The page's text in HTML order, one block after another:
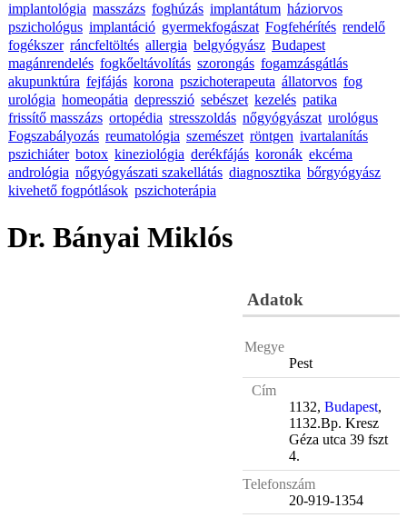
implantológia masszázs foghúzás implantátum háziorvos
pszichológus implantáció gyermekfogászat Fogfehérítés rendelő
fogékszer ráncfeltöltés allergia belgyógyász Budapest
magánrendelés fogkőeltávolítás szorongás fogamzásgátlás
akupunktúra fejfájás korona pszichoterapeuta állatorvos fog
urológia homeopátia depresszió sebészet kezelés patika
frissítő masszázs ortopédia stresszoldás nőgyógyászat urológus
Fogszabályozás reumatológia szemészet röntgen ivartalanítás
pszichiáter botox kineziológia derékfájás koronák ekcéma
andrológia nőgyógyászati szakellátás diagnosztika bőrgyógyász
kivehető fogpótlások pszichoterápia
Dr. Bányai Miklós
Adatok
Megye
Pest
Cím
1132, Budapest,
1132.Bp. Kresz
Géza utca 39 fszt
4.
Telefonszám
20-919-1354